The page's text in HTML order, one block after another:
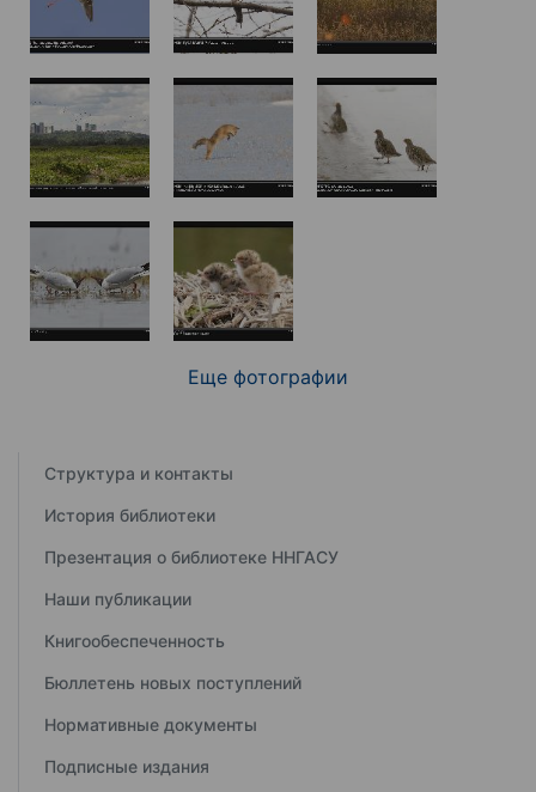
Еще фотографии
Структура и контакты
История библиотеки
Презентация о библиотеке ННГАСУ
Наши публикации
Книгообеспеченность
Бюллетень новых поступлений
Нормативные документы
Подписные издания